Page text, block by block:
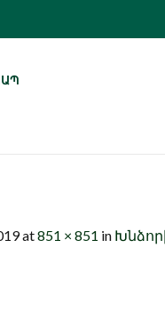
at851 × 851 in